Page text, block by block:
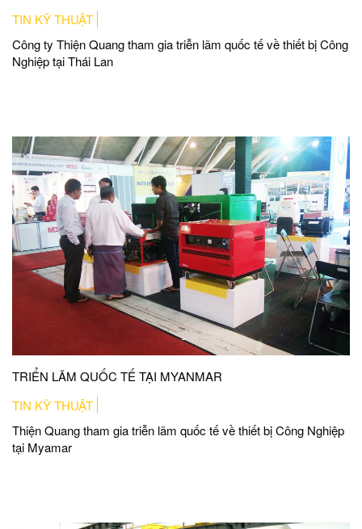
TIN KỸ THUẬT
Công ty Thiện Quang tham gia triễn lãm quốc tế về thiết bị Công
Nghiệp tại Thái Lan
TRIỂN LÃM QUỐC TẾ TẠI MYANMAR
TIN KỸ THUẬT
Thiện Quang tham gia triễn lãm quốc tế về thiết bị Công Nghiệp
tại Myamar